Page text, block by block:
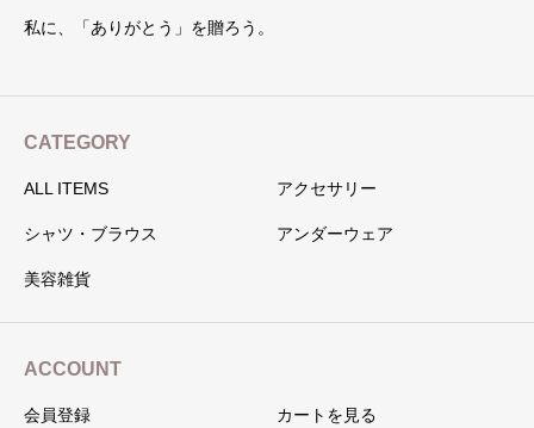
私に、「ありがとう」を贈ろう。
CATEGORY
ALL ITEMS アクセサリー
シャツ・ブラウス アンダーウェア
美容雑貨
ACCOUNT
会員登録 カートを見る